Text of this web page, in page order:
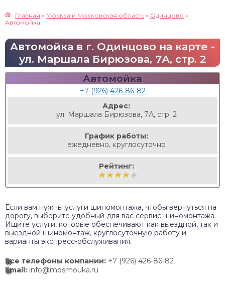
Главная » Москва и Московская область » Одинцово »
Автомойка
Автомойка в г. Одинцово на карте -
ул. Маршала Бирюзова, 7А, стр. 2
Автомойка
+7 (926) 426-86-82
Адрес:
ул. Маршала Бирюзова, 7А, стр. 2
График работы:
ежедневно, круглосуточно
Рейтинг:
Если вам нужны услуги шиномонтажа, чтобы вернуться на
дорогу, выберите удобный для вас сервис шиномонтажа.
Ищите услуги, которые обеспечивают как выездной, так и
выездной шиномонтаж, круглосуточную работу и
варианты экспресс-обслуживания.
Все телефоны компании: +7 (926) 426-86-82
Email: info@mosmouka.ru